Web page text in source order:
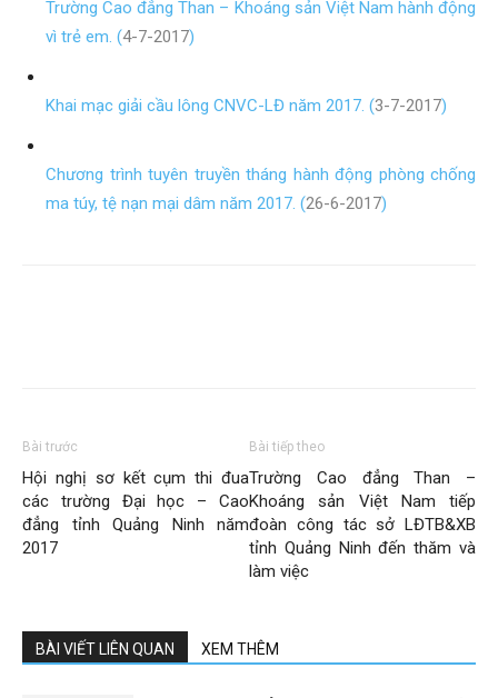
Trường Cao đẳng Than – Khoáng sản Việt Nam hành động
vì trẻ em. (4-7-2017)
Khai mạc giải cầu lông CNVC-LĐ năm 2017. (3-7-2017)
Chương trình tuyên truyền tháng hành động phòng chống
ma túy, tệ nạn mại dâm năm 2017. (26-6-2017)
Bài trước
Hội nghị sơ kết cụm thi đua
các trường Đại học – Cao
đẳng tỉnh Quảng Ninh năm
2017
Bài tiếp theo
Trường Cao đẳng Than –
Khoáng sản Việt Nam tiếp
đoàn công tác sở LĐTB&XB
tỉnh Quảng Ninh đến thăm và
làm việc
BÀI VIẾT LIÊN QUAN XEM THÊM